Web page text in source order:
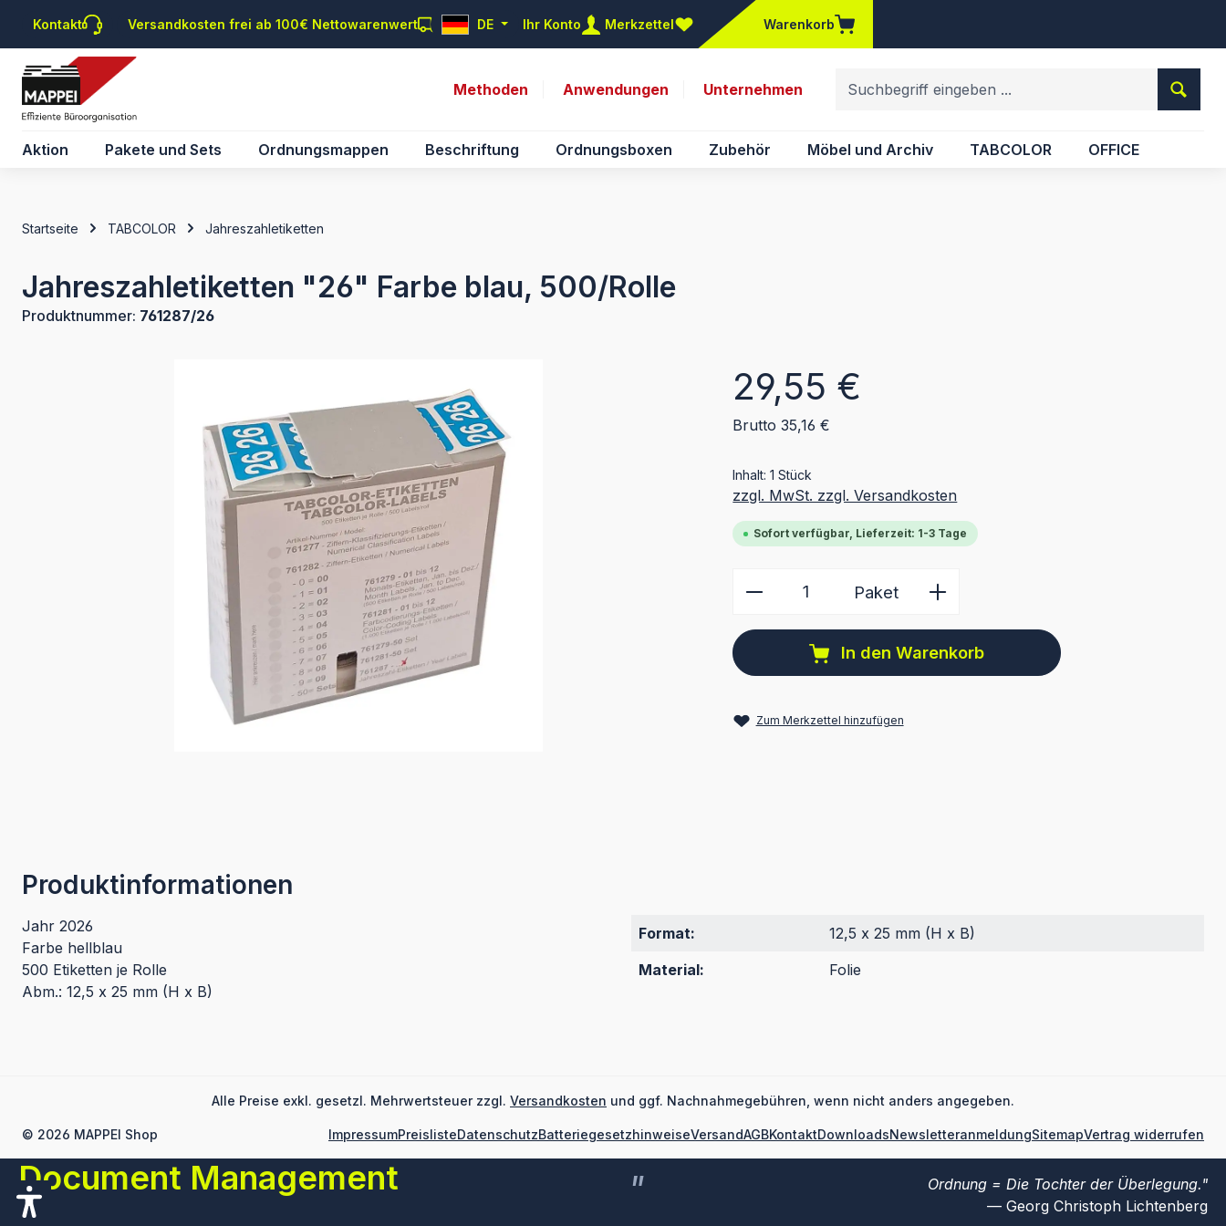
Hauptinhalt springen
Zur Suche springen
Zur Hauptnavigation springen
Kontakt Versandkosten frei ab 100€ Nettowarenwert DE Ihr Konto Merkzettel
Du hast 0 Produkte auf dem Merkzettel
Warenkorb
Methoden Anwendungen Unternehmen
Aktion Pakete und Sets Ordnungsmappen Beschriftung Ordnungsboxen Zubehör Möbel und Archiv TABCOLOR OFFICE
Startseite TABCOLOR Jahreszahletiketten
Jahreszahletiketten "26" Farbe blau, 500/Rolle
Produktnummer: 761287/26
Regulärer Preis:
29,55 €
Brutto 35,16 €
Inhalt:1 Stück
zzgl. MwSt. zzgl. Versandkosten
Sofort verfügbar, Lieferzeit: 1-3 Tage
Produkt Anzahl: Gib den gewünschten Wert
Paket
In den Warenkorb
Zum Merkzettel hinzufügen
Produktinformationen
Jahr 2026
Farbe hellblau
500 Etiketten je Rolle
Abm.: 12,5 x 25 mm (H x B)
Format:
12,5 x 25 mm (H x B)
Material:
Folie
Alle Preise exkl. gesetzl. Mehrwertsteuer zzgl. Versandkosten und ggf. Nachnahmegebühren, wenn nicht anders angegeben.
© 2026 MAPPEI Shop ImpressumPreislisteDatenschutzBatteriegesetzhinweiseVersandAGBKontaktDownloadsNewsletteranmeldungSitemapVertrag widerrufen
Document Management
Ordnung = Die Tochter der Überlegung.
Georg Christoph Lichtenberg